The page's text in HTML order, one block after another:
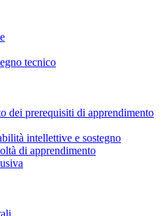
tecnico
dei prerequisiti di apprendimento
intellettive e sostegno
di apprendimento